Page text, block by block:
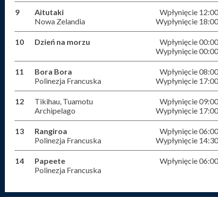
9
Aitutaki
Nowa Zelandia
Wpłynięcie 12:00
Wypłynięcie 18:00
10 Dzień na morzu
Wpłynięcie 00:00
Wypłynięcie 00:00
11
Bora Bora
Polinezja Francuska
Wpłynięcie 08:00
Wypłynięcie 17:00
12
Tikihau, Tuamotu
Archipelago
Wpłynięcie 09:00
Wypłynięcie 17:00
13
Rangiroa
Polinezja Francuska
Wpłynięcie 06:00
Wypłynięcie 14:30
14
Papeete
Polinezja Francuska
Wpłynięcie 06:00